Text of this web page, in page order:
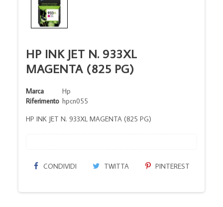
HP INK JET N. 933XL
MAGENTA (825 PG)
Marca
Hp
Riferimento hpcn055
HP INK JET N. 933XL MAGENTA (825 PG)
CONDIVIDI TWITTA PINTEREST